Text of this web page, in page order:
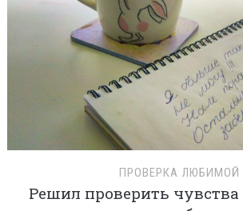
ПРОВЕРКА ЛЮБИМОЙ
Решил проверить